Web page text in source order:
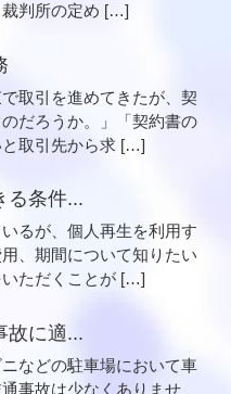
判所の定め […]
で取引を進めてきたが、契
だろうか。」「契約書の
取引先から求 […]
る条件...
るが、個人再生を利用す
、期間について知りたい
いただくことが […]
故に適...
などの駐車場において車
事故は少なくありませ